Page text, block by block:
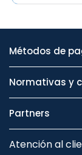
Métodos de
Normativas y
Partners
Atención al